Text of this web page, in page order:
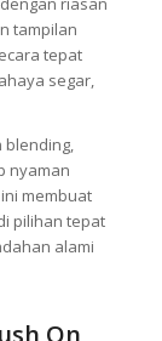
tampilan
tepat
segar,
blending,
nyaman
membuat
pilihan tepat
alami
On